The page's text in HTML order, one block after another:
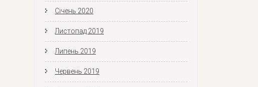
Січень 2020
Листопад 2019
Липень 2019
Червень 2019